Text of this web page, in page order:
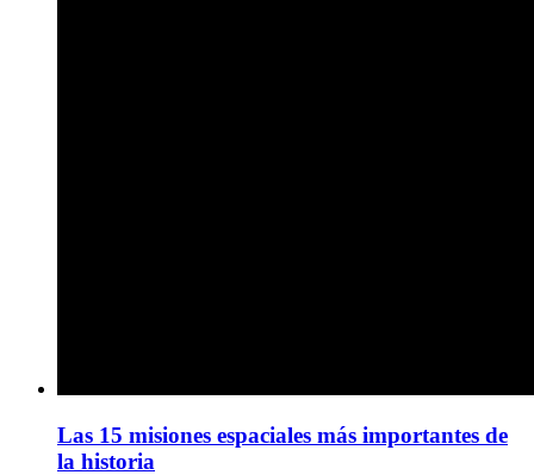
Las 15 misiones espaciales más importantes de
la historia